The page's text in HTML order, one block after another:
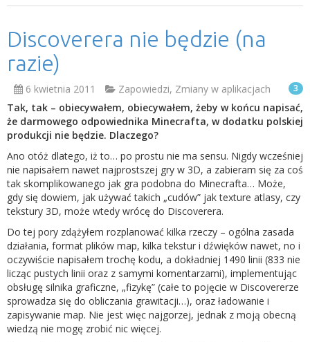
Discoverera nie będzie (na
razie)
6 kwietnia 2011 Zapowiedzi, Zmiany w aplikacjach 3
Tak, tak – obiecywałem, obiecywałem, żeby w końcu napisać,
że darmowego odpowiednika Minecrafta, w dodatku polskiej
produkcji nie będzie. Dlaczego?
Ano otóż dlatego, iż to… po prostu nie ma sensu. Nigdy wcześniej
nie napisałem nawet najprostszej gry w 3D, a zabieram się za coś
tak skomplikowanego jak gra podobna do Minecrafta… Może,
gdy się dowiem, jak używać takich „cudów” jak texture atlasy, czy
tekstury 3D, może wtedy wrócę do Discoverera.
Do tej pory zdążyłem rozplanować kilka rzeczy – ogólna zasada
działania, format plików map, kilka tekstur i dźwięków nawet, no i
oczywiście napisałem trochę kodu, a dokładniej 1490 linii (833 nie
licząc pustych linii oraz z samymi komentarzami), implementując
obsługę silnika graficzne, „fizykę” (całe to pojęcie w Discovererze
sprowadza się do obliczania grawitacji…), oraz ładowanie i
zapisywanie map. Nie jest więc najgorzej, jednak z moją obecną
wiedzą nie mogę zrobić nic więcej.